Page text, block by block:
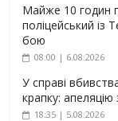
Майже 10 годин
поліцейський із
бою
08:00 | 6.08.2026
У справі
крапку: апеляцію
18:35 | 5.08.2026